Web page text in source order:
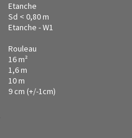
Etanche
Sd < 0,80 m
Etanche - W1
Rouleau
16 m²
1,6 m
10 m
9 cm (+/-1cm)